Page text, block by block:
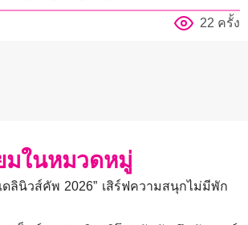
22 ครั้ง
มในหมวดหมู่
ดลินิวส์คัพ 2026” เสิร์ฟความสนุกไม่มีพัก